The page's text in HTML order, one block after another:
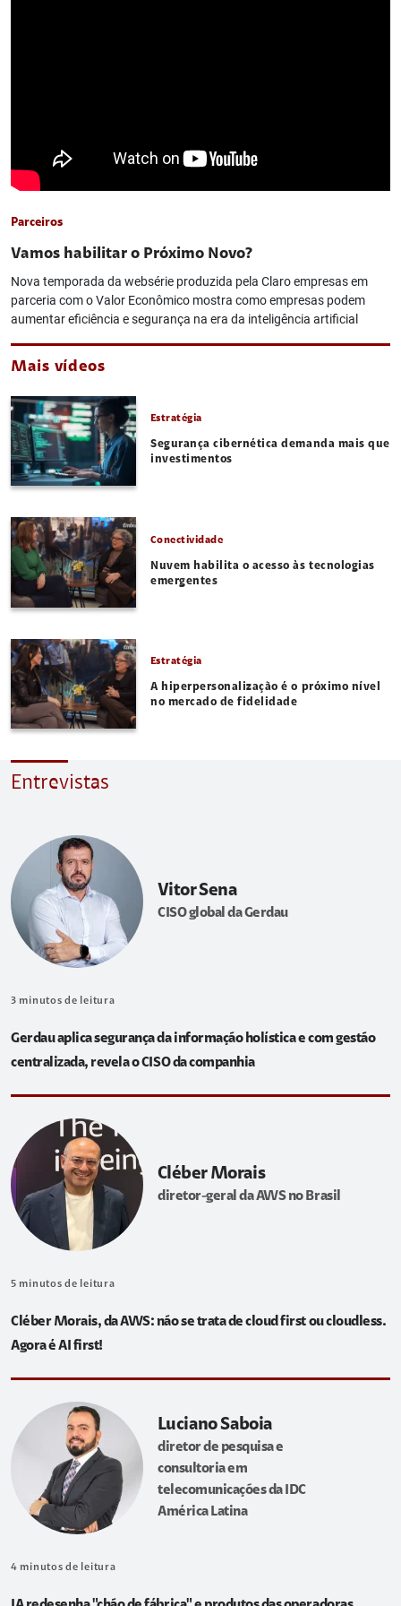
Parceiros
Vamos habilitar o Próximo Novo?
Nova temporada da websérie produzida pela Claro empresas em
parceria com o Valor Econômico mostra como empresas podem
aumentar eficiência e segurança na era da inteligência artificial
Mais vídeos
Estratégia
Segurança cibernética demanda mais que
investimentos
Conectividade
Nuvem habilita o acesso às tecnologias
emergentes
Estratégia
A hiperpersonalização é o próximo nível
no mercado de fidelidade
Entrevistas
Vitor Sena
CISO global da Gerdau
3 minutos de leitura
Gerdau aplica segurança da informação holística e com gestão
centralizada, revela o CISO da companhia
Cléber Morais
diretor-geral da AWS no Brasil
5 minutos de leitura
Cléber Morais, da AWS: não se trata de cloud first ou cloudless.
Agora é AI first!
Luciano Saboia
diretor de pesquisa e
consultoria em
telecomunicações da IDC
América Latina
4 minutos de leitura